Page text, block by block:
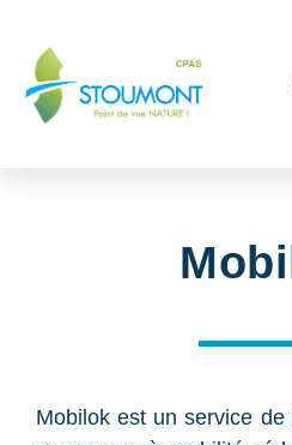
Mobilok est un service